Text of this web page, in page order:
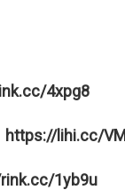
4xpg8
https://lihi.cc/
1yb9u